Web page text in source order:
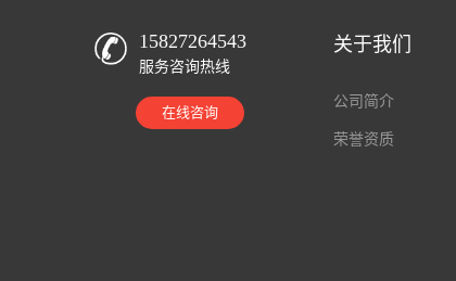
15827264543
服务咨询热线
在线咨询
关于我们
公司简介
荣誉资质